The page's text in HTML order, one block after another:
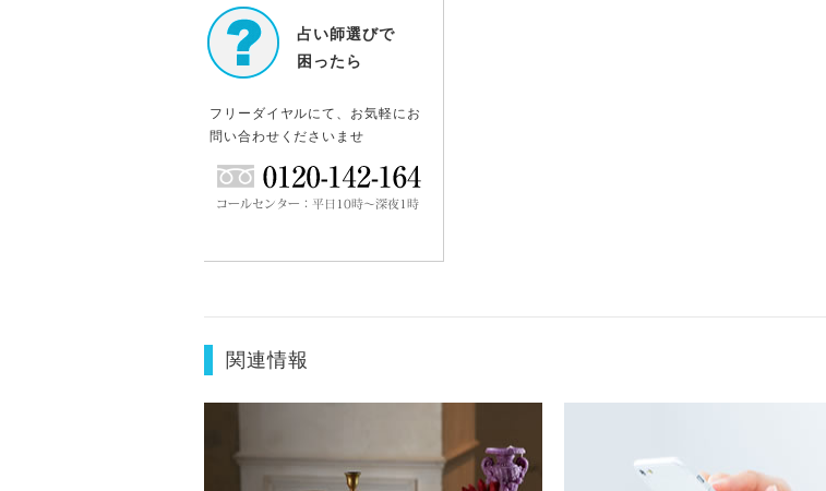
占い師選びで
困ったら
フリーダイヤルにて、お気軽にお
問い合わせくださいませ
関連情報